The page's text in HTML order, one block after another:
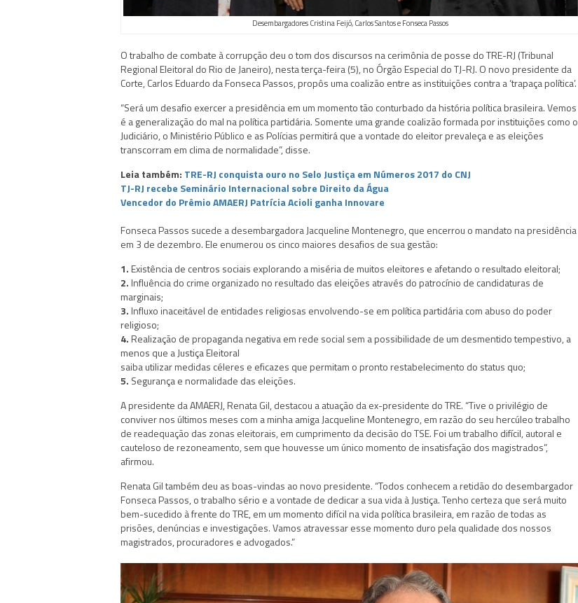
Desembargadores Cristina Feijó, Carlos Santos e Fonseca Passos
O trabalho de combate à corrupção deu o tom dos discursos na cerimônia de posse do TRE-RJ (Tribunal
Regional Eleitoral do Rio de Janeiro), nesta terça-feira (5), no Órgão Especial do TJ-RJ. O novo presidente da
Corte, Carlos Eduardo da Fonseca Passos, propôs uma coalizão entre as instituições contra a ‘trapaça política’.
“Será um desafio exercer a presidência em um momento tão conturbado da história política brasileira. Vemos
é a generalização do mal na política partidária. Somente uma grande coalizão formada por instituições como o
Judiciário, o Ministério Público e as Polícias permitirá que a vontade do eleitor prevaleça e as eleições
transcorram em clima de normalidade”, disse.
Leia também: TRE-RJ conquista ouro no Selo Justiça em Números 2017 do CNJ
TJ-RJ recebe Seminário Internacional sobre Direito da Água
Vencedor do Prêmio AMAERJ Patrícia Acioli ganha Innovare
Fonseca Passos sucede a desembargadora Jacqueline Montenegro, que encerrou o mandato na presidência
em 3 de dezembro. Ele enumerou os cinco maiores desafios de sua gestão:
1. Existência de centros sociais explorando a miséria de muitos eleitores e afetando o resultado eleitoral;
2. Influência do crime organizado no resultado das eleições através do patrocínio de candidaturas de
marginais;
3. Influxo inaceitável de entidades religiosas envolvendo-se em política partidária com abuso do poder
religioso;
4. Realização de propaganda negativa em rede social sem a possibilidade de um desmentido tempestivo, a
menos que a Justiça Eleitoral
saiba utilizar medidas céleres e eficazes que permitam o pronto restabelecimento do status quo;
5. Segurança e normalidade das eleições.
A presidente da AMAERJ, Renata Gil, destacou a atuação da ex-presidente do TRE. “Tive o privilégio de
conviver nos últimos meses com a minha amiga Jacqueline Montenegro, em razão do seu hercúleo trabalho
de readequação das zonas eleitorais, em cumprimento da decisão do TSE. Foi um trabalho difícil, autoral e
cauteloso de rezoneamento, sem que houvesse um único momento de insatisfação dos magistrados”,
afirmou.
Renata Gil também deu as boas-vindas ao novo presidente. “Todos conhecem a retidão do desembargador
Fonseca Passos, o trabalho sério e a vontade de dedicar a sua vida à Justiça. Tenho certeza que será muito
bem-sucedido à frente do TRE, em um momento difícil na vida política brasileira, em razão de todas as
prisões, denúncias e investigações. Vamos atravessar esse momento duro pela qualidade dos nossos
magistrados, procuradores e advogados.”